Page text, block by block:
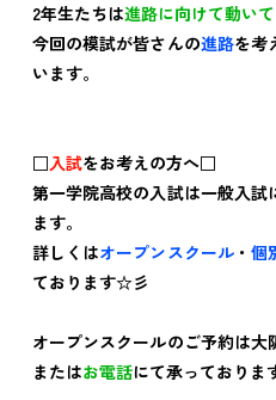
2年生たちは進路に向けて動い
今回の模試が皆さんの進路を考
います。
□入試をお考えの方へ□
第一学院高校の入試は一般入試
ます。
詳しくはオープンスクール・ 個
ております☆彡
オープンスクールのご予約は大
またはお電話にて承っておりま